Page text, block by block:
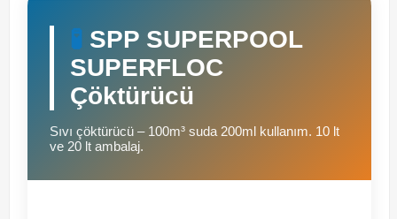
🧪 SPP SUPERPOOL
SUPERFLOC
Çöktürücü
Sıvı çöktürücü – 100m³ suda 200ml kullanım. 10 lt
ve 20 lt ambalaj.